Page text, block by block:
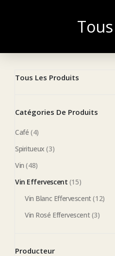
Tous Les Produits
Catégories De Produits
Café (4)
Spiritueux (3)
Vin (48)
Vin Effervescent (15)
Vin Blanc Effervescent(12)
Vin Rosé Effervescent(3)
Producteur